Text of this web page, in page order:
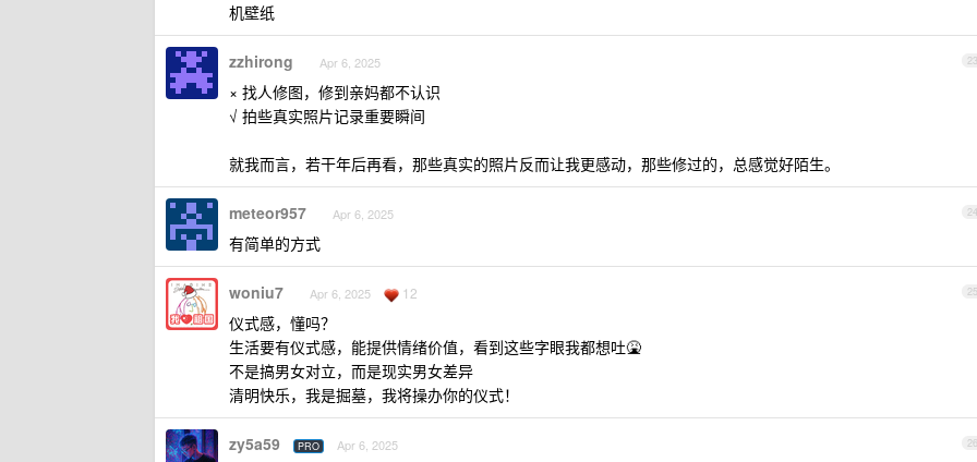
机壁纸
23
zzhirong Apr 6, 2025
× 找人修图，修到亲妈都不认识
√ 拍些真实照片记录重要瞬间
就我而言，若干年后再看，那些真实的照片反而让我更感动，那些修过的，总感觉好陌生。
24
meteor957 Apr 6, 2025
有简单的方式
25
woniu7 Apr 6, 2025 12
仪式感，懂吗？
生活要有仪式感，能提供情绪价值，看到这些字眼我都想吐🤮
不是搞男女对立，而是现实男女差异
清明快乐，我是掘墓，我将操办你的仪式！
26
zy5a59 PRO Apr 6, 2025